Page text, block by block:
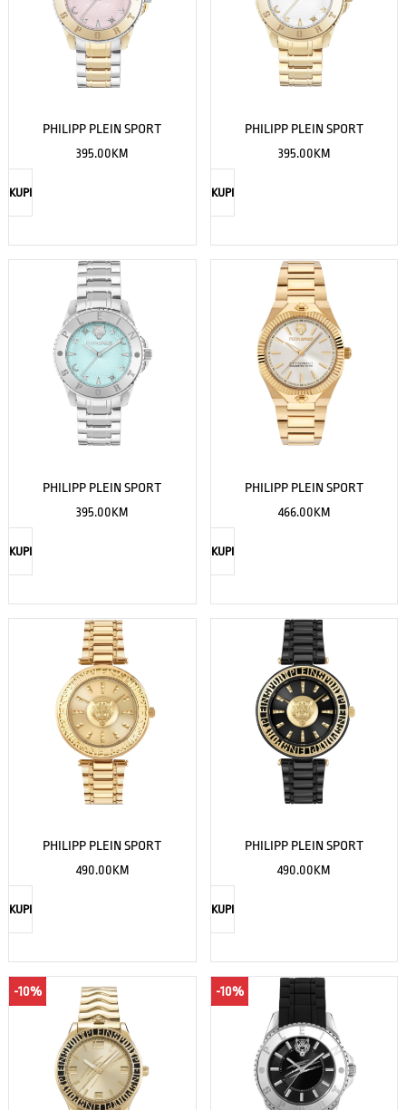
PHILIPP PLEIN SPORT
395.00KM
KUPI
PHILIPP PLEIN SPORT
395.00KM
KUPI
PHILIPP PLEIN SPORT
395.00KM
KUPI
PHILIPP PLEIN SPORT
466.00KM
KUPI
PHILIPP PLEIN SPORT
490.00KM
KUPI
PHILIPP PLEIN SPORT
490.00KM
KUPI
-10% -10%